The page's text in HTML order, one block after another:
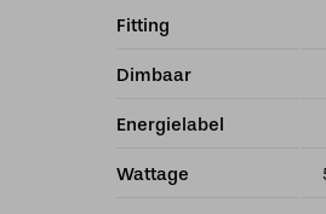
Fitting
Dimbaar
Energielabel
Wattage